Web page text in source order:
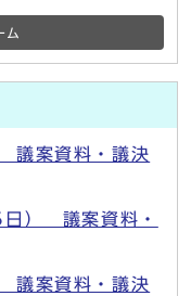
ム
議案資料・議決
） 議案資料・
議案資料・議決